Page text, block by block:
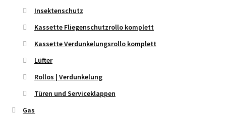
Insektenschutz
Kassette Fliegenschutzrollo komplett
Kassette Verdunkelungsrollo komplett
Lüfter
Rollos | Verdunkelung
Türen und Serviceklappen
Gas